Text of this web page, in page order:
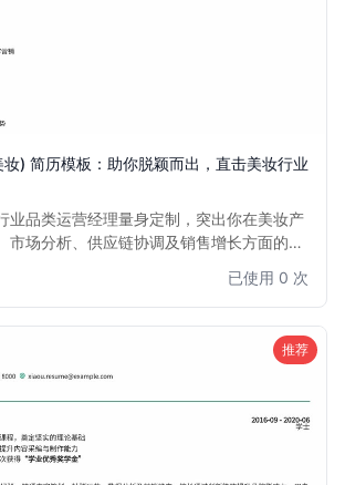
) 简历模板：助你脱颖而出，直击美妆行业
业品类运营经理量身定制，突出你在美妆产
市场分析、供应链协调及销售增长方面的核
业度与实战经验，助力你在竞争激烈的美妆
获得心仪的面试机会。
已使用 0 次
推荐